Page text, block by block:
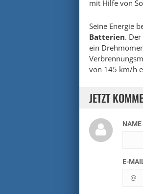
mit Hilfe von
Seine Energie
Batterien. Der
ein
von 145 km/h
JETZT
NAME
E-